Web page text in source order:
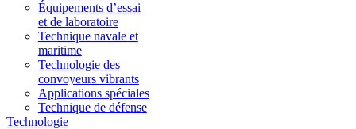
Équipements d’essai
et de laboratoire
Technique navale et
maritime
Technologie des
convoyeurs vibrants
Applications spéciales
Technique de défense
Technologie